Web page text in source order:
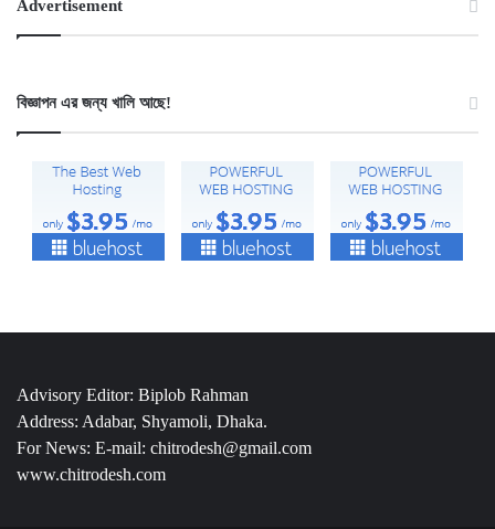
Advertisement
বিজ্ঞাপন এর জন্য খালি আছে!
Advisory Editor: Biplob Rahman
Address: Adabar, Shyamoli, Dhaka.
For News: E-mail: chitrodesh@gmail.com
www.chitrodesh.com